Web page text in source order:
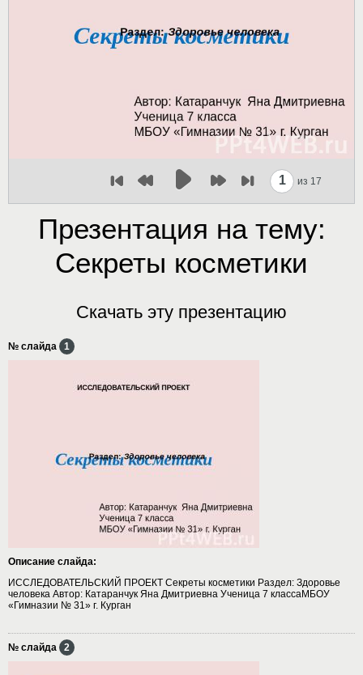
1 из 17
Презентация на тему:
Секреты косметики
Скачать эту презентацию
№ слайда 1
Описание слайда:
ИССЛЕДОВАТЕЛЬСКИЙ ПРОЕКТ Секреты косметики Раздел: Здоровье
человека Автор: Катаранчук Яна Дмитриевна Ученица 7 классаМБОУ
«Гимназии № 31» г. Курган
№ слайда 2